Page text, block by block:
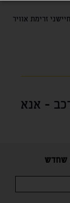
חיישני זרימת אוויר
- אנא
שחדש